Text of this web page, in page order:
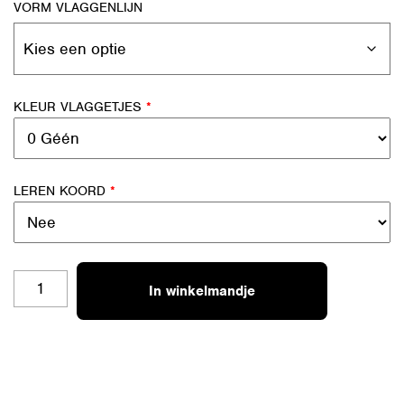
VORM VLAGGENLIJN
KLEUR VLAGGETJES *
LEREN KOORD *
AANTAL
In winkelmandje